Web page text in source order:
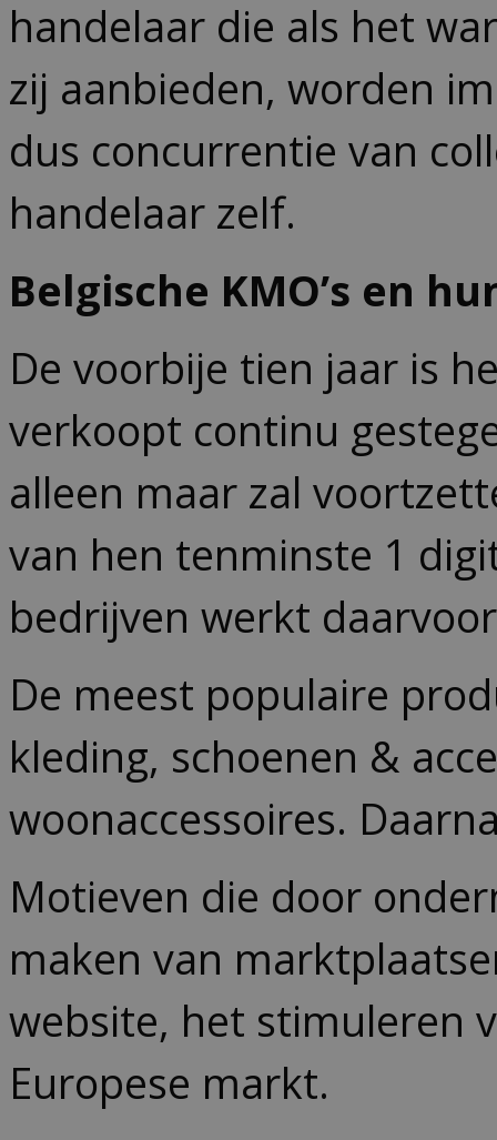
handelaar die als het
zij aanbieden, worden
dus concurrentie van
handelaar zelf.
Belgische KMO’s en
De voorbije tien jaar is
verkoopt continu
alleen maar zal
van hen tenminste 1
bedrijven werkt
De meest populaire
kleding, schoenen &
woonaccessoires.
Motieven die door
maken van
website, het stimuleren
Europese markt.